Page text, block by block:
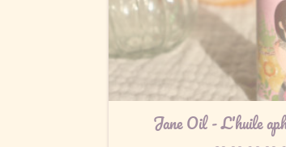
Jane Oil - L'huile